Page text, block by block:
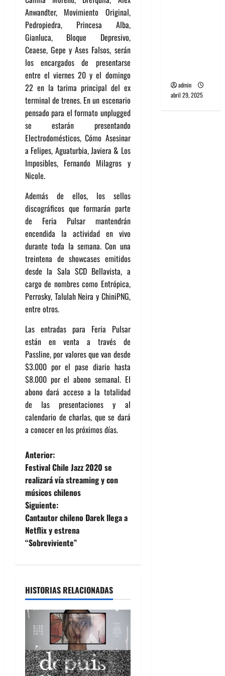
Anwandter, Movimiento Original,
Pedropiedra, Princesa Alba,
Gianluca, Bloque Depresivo,
Ceaese, Gepe y Ases Falsos, serán
los encargados de presentarse
entre el viernes 20 y el domingo
22 en la tarima principal del ex
terminal de trenes. En un escenario
pensado para el formato unplugged
se estarán presentando
Electrodomésticos, Cómo Asesinar
a Felipes, Aguaturbia, Javiera & Los
Imposibles, Fernando Milagros y
Nicole.
Además de ellos, los sellos
discográficos que formarán parte
de Feria Pulsar mantendrán
encendida la actividad en vivo
durante toda la semana. Con una
treintena de showcases emitidos
desde la Sala SCD Bellavista, a
cargo de nombres como Entrópica,
Perrosky, Talulah Neira y ChiniPNG,
entre otros.
Las entradas para Feria Pulsar
están en venta a través de
Passline, por valores que van desde
$3.000 por el pase diario hasta
$8.000 por el abono semanal. El
abono dará acceso a la totalidad
de las presentaciones y al
calendario de charlas, que se dará
a conocer en los próximos días.
N
a
v
e
g
c
i
n
d
Anterior:
Festival Chile Jazz 2020 se
realizará vía streaming y con
músicos chilenos
Siguiente:
Cantautor chileno Darek llega a
Netflix y estrena
“Sobreviviente”
HISTORIAS RELACIONADAS
admin
abril 29, 2025